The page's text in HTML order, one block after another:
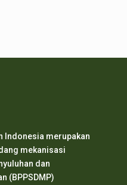
Indonesia merupakan
mekanisasi
dan
(BPPSDMP)